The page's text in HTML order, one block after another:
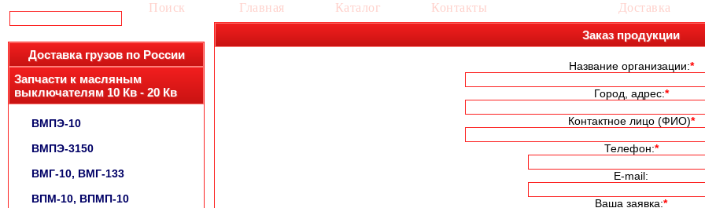
Поиск
Доставка грузов по России
Запчасти к масляным
выключателям 10 Кв - 20 Кв
ВМПЭ-10
ВМПЭ-3150
ВМГ-10, ВМГ-133
ВПМ-10, ВПМП-10
Главная Каталог Контакты Доставка
Заказ продукции
Название организации:*
Город, адрес:*
Контактное лицо (ФИО)*
Телефон:*
E-mail:
Ваша заявка:*